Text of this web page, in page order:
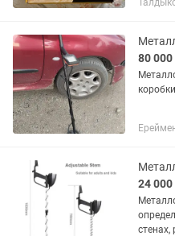
80
коробки
24
стенах,